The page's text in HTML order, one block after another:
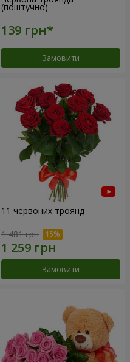
(поштучно)
Замовити
11 червоних троянд
1 481 грн
Замовити